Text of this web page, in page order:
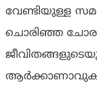
വേണ്ടിയുള്ള
ചൊരിഞ്ഞ
ആർക്കാണാവുക.